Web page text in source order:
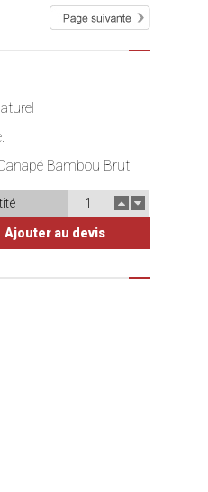
Bambou Brut
Ajouter au devis